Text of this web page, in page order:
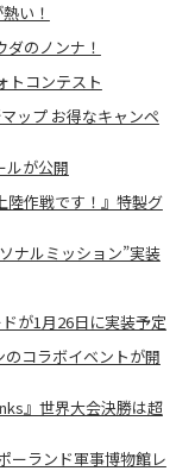
い！
のノンナ！
トコンテスト
ップ お得なキャンペ
ルが公開
陸作戦です！』特製グ
ナルミッション”実装
が1月26日に実装予定
コラボイベントが開
』世界大会決勝は超
ーランド軍事博物館レ